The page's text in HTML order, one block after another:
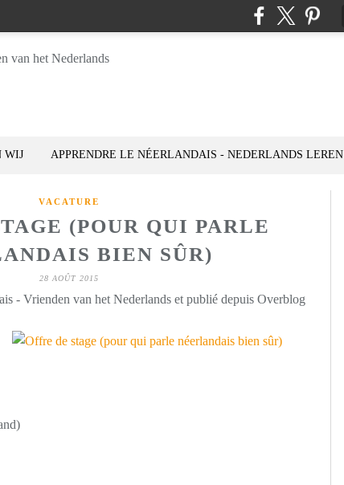
WIJ APPRENDRE LE NÉERLANDAIS - NEDERLANDS LEREN
VACATURE
(POUR QUI PARLE
BIEN SÛR)
28 AOÛT 2015
- Vrienden van het Nederlands et publié depuis Overblog